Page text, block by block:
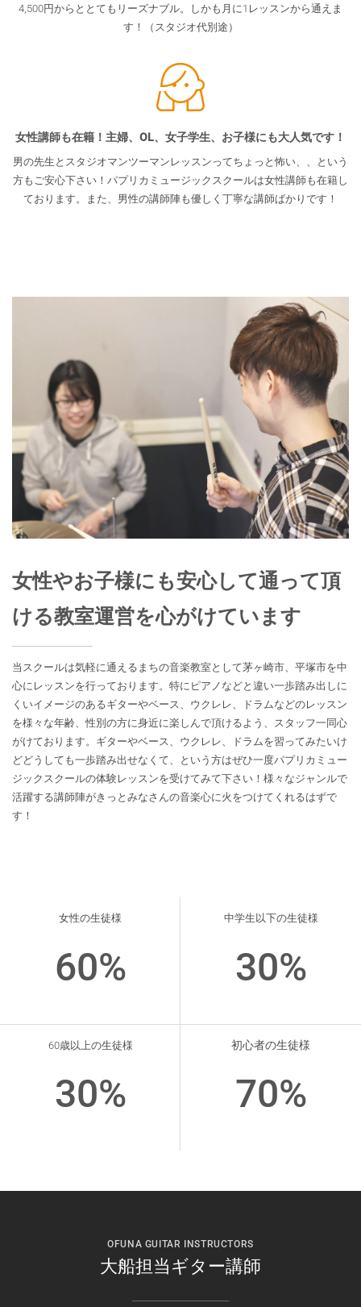
4,500円からととてもリーズナブル。しかも月に1レッスンから通えま
す！（スタジオ代別途）
女性講師も在籍！主婦、OL、女子学生、お子様にも大人気です！
男の先生とスタジオマンツーマンレッスンってちょっと怖い、、という
方もご安心下さい！パプリカミュージックスクールは女性講師も在籍し
ております。また、男性の講師陣も優しく丁寧な講師ばかりです！
女性やお子様にも安心して通って頂
ける教室運営を心がけています
当スクールは気軽に通えるまちの音楽教室として茅ヶ崎市、平塚市を中
心にレッスンを行っております。特にピアノなどと違い一歩踏み出しに
くいイメージのあるギターやベース、ウクレレ、ドラムなどのレッスン
を様々な年齢、性別の方に身近に楽しんで頂けるよう、スタッフ一同心
がけております。ギターやベース、ウクレレ、ドラムを習ってみたいけ
どどうしても一歩踏み出せなくて、という方はぜひ一度パプリカミュー
ジックスクールの体験レッスンを受けてみて下さい！様々なジャンルで
活躍する講師陣がきっとみなさんの音楽心に火をつけてくれるはずで
す！
女性の生徒様
60%
中学生以下の生徒様
30%
60歳以上の生徒様
30%
初心者の生徒様
70%
OFUNA GUITAR INSTRUCTORS
大船担当ギター講師